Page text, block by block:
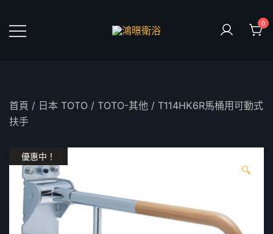
content
0
首頁 / 日本 TOTO / TOTO-其他 / T114HK6R馬桶用可動式
扶手
優惠中！
🔍